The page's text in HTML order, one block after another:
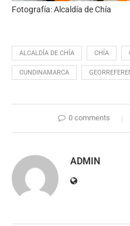
Fotografía: Alcaldía de Chía
ALCALDÍA DE CHÍA CHÍA
CUNDINAMARCA
0 comments
ADMIN